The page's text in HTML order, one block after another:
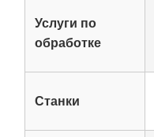
Услуги по
обработке
Станки